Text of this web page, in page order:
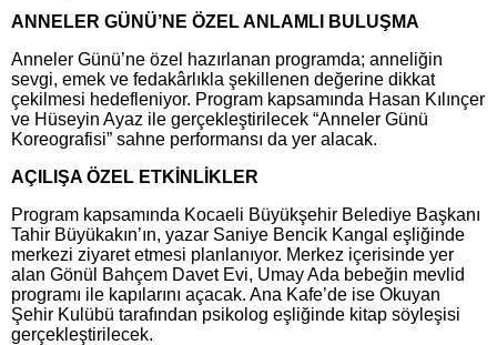
ANNELER GÜNÜ’NE ÖZEL ANLAMLI BULUŞMA
Anneler Günü’ne özel hazırlanan programda; anneliğin
sevgi, emek ve fedakârlıkla şekillenen değerine dikkat
çekilmesi hedefleniyor. Program kapsamında Hasan Kılınçer
ve Hüseyin Ayaz ile gerçekleştirilecek “Anneler Günü
Koreografisi” sahne performansı da yer alacak.
AÇILIŞA ÖZEL ETKİNLİKLER
Program kapsamında Kocaeli Büyükşehir Belediye Başkanı
Tahir Büyükakın’ın, yazar Saniye Bencik Kangal eşliğinde
merkezi ziyaret etmesi planlanıyor. Merkez içerisinde yer
alan Gönül Bahçem Davet Evi, Umay Ada bebeğin mevlid
programı ile kapılarını açacak. Ana Kafe’de ise Okuyan
Şehir Kulübü tarafından psikolog eşliğinde kitap söyleşisi
gerçekleştirilecek.